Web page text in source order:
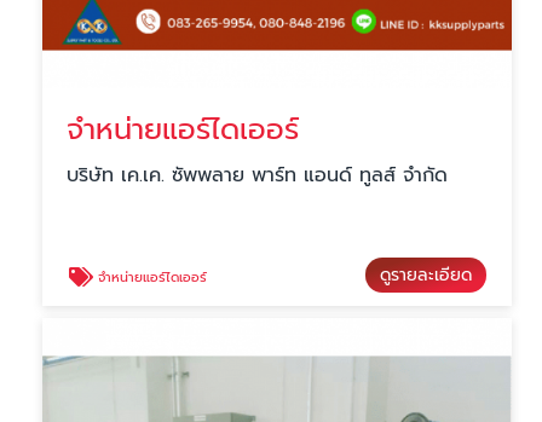
จำหน่ายแอร์ไดเออร์
บริษัท เค.เค. ซัพพลาย พาร์ท แอนด์ ทูลส์ จำกัด
จำหน่ายแอร์ไดเออร์ ดูรายละเอียด